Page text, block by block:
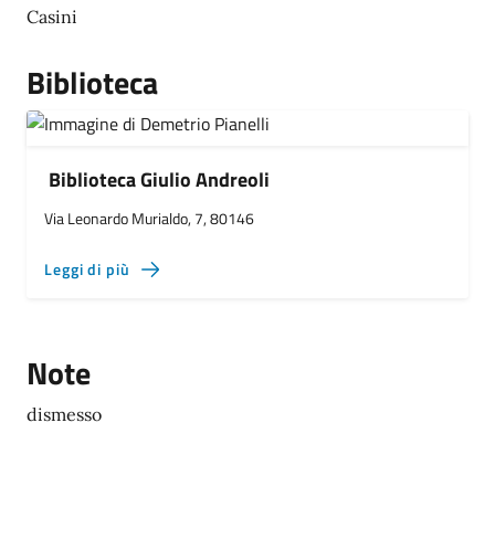
Casini
Biblioteca
Biblioteca Giulio Andreoli
Via Leonardo Murialdo, 7, 80146
Leggi di più
Note
dismesso